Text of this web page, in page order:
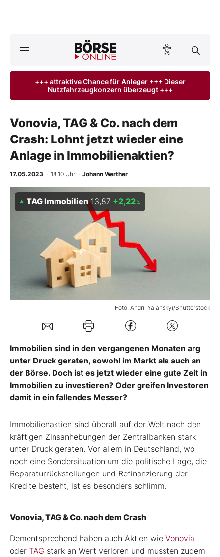
Anlageprodukte
Finanz-Check
Abo & Shop
BO-Musterdepots
Experten
Mein B:O
Mein Konto
Folgen Sie uns
+++ attraktive Chance für Anleger +++ Dieser
Nutzfahrzeugkonzern überzeugt +++
Vonovia, TAG & Co. nach dem
Crash: Lohnt jetzt wieder eine
Anlage in Immobilienaktien?
17.05.2023 · 18:10 Uhr · Johann Werther
Foto: Andrii Yalanskyi/Shutterstock
TAG Immobilien 13,87 +2,22%
Immobilien sind in den vergangenen Monaten arg
unter Druck geraten, sowohl im Markt als auch an
der Börse. Doch ist es jetzt wieder eine gute Zeit in
Immobilien zu investieren? Oder greifen Investoren
damit in ein fallendes Messer?
Immobilienaktien sind überall auf der Welt nach den
kräftigen Zinsanhebungen der Zentralbanken stark
unter Druck geraten. Vor allem in Deutschland, wo
noch eine Sondersituation um die politische Lage, die
Reparaturrückstellungen und Refinanzierung der
Kredite besteht, ist es besonders schlimm.
Vonovia, TAG & Co. nach dem Crash
Dementsprechend haben auch Aktien wie Vonovia
oder TAG stark an Wert verloren und mussten zudem